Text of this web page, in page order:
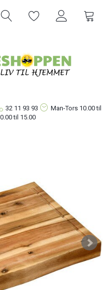
32 11 93 93 Man-Tors 10.00 til
til 15.00